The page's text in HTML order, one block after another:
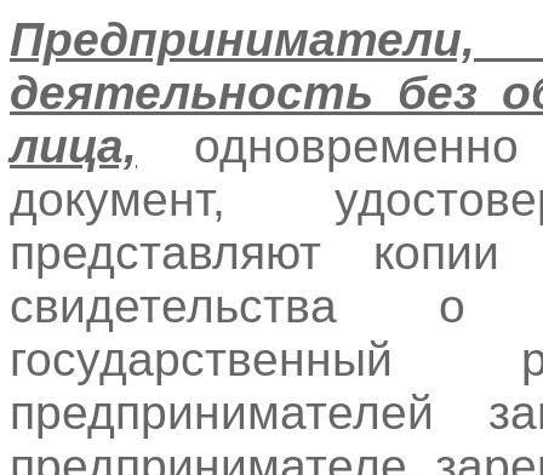
деятельность без
лица,
документ,
представляют
свидетельства
государственный
предпринимателей